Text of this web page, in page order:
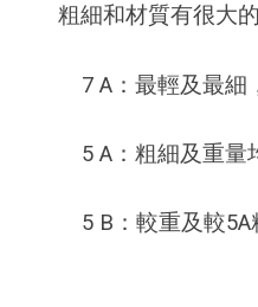
粗細和材質有很大的
7 A：最輕及最細
5 A：粗細及重量
5 B：較重及較5A